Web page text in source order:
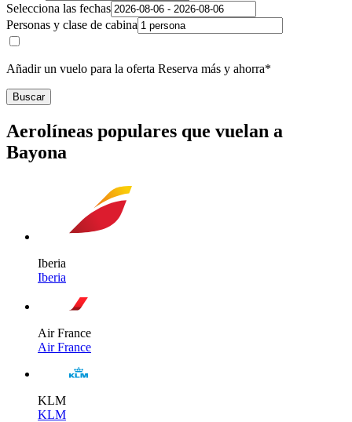
Selecciona las fechas
Personas y clase de cabina
Añadir un vuelo para la oferta Reserva más y ahorra*
Buscar
Aerolíneas populares que vuelan a
Bayona
Iberia
Iberia
Air France
Air France
KLM
KLM